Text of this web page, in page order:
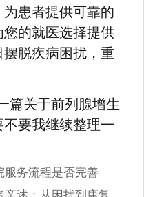
患者提供可靠的
您的就医选择提供
脱疾病困扰，重
篇关于前列腺增生
要我继续整理一
服务流程是否完善